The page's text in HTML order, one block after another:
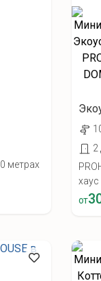
метрах
2
хаус
от